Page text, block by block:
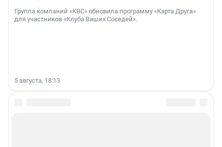
Группа компаний «КВС» обновила программу «Карта Друга»
для участников «Клуба Ваших Соседей».
5 августа, 18:13